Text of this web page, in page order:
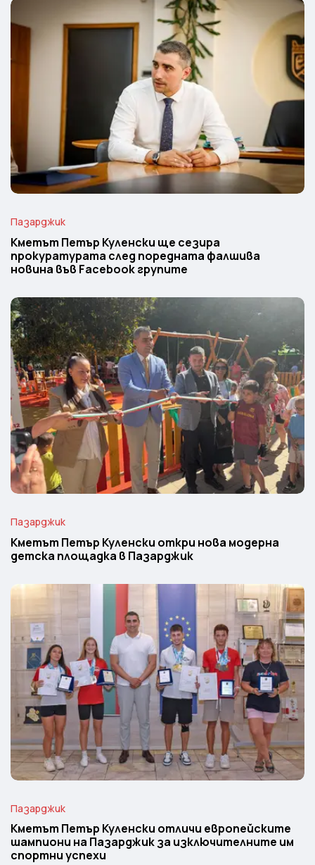
Пазарджик
Кметът Петър Куленски ще сезира
прокуратурата след поредната фалшива
новина във Facebook групите
Пазарджик
Кметът Петър Куленски откри нова модерна
детска площадка в Пазарджик
Пазарджик
Кметът Петър Куленски отличи европейските
шампиони на Пазарджик за изключителните им
спортни успехи